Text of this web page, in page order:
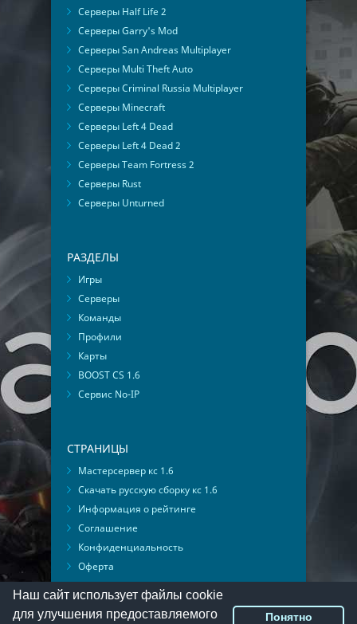
Серверы Half Life 2
Серверы Garry's Mod
Серверы San Andreas Multiplayer
Серверы Multi Theft Auto
Серверы Criminal Russia Multiplayer
Серверы Minecraft
Серверы Left 4 Dead
Серверы Left 4 Dead 2
Серверы Team Fortress 2
Серверы Rust
Серверы Unturned
РАЗДЕЛЫ
Игры
Серверы
Команды
Профили
Карты
BOOST CS 1.6
Сервис No-IP
СТРАНИЦЫ
Мастерсервер кс 1.6
Скачать русскую сборку кс 1.6
Информация о рейтинге
Соглашение
Конфиденциальность
Оферта
Мониторинг ВКонтакте
Наш сайт использует файлы cookie
для улучшения предоставляемого
Понятно